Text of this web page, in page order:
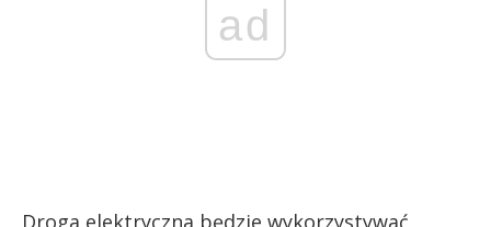
ad
Droga elektryczna będzie wykorzystywać